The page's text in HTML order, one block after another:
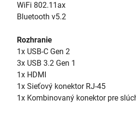
WiFi 802.11ax
Bluetooth v5.2
Rozhranie
1x USB-C Gen 2
3x USB 3.2 Gen 1
1x HDMI
1x Sieťový konektor RJ-45
1x Kombinovaný konektor pre